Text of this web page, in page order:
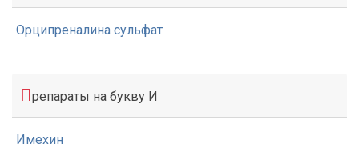
Орципреналина сульфат
Препараты на букву И
Имехин